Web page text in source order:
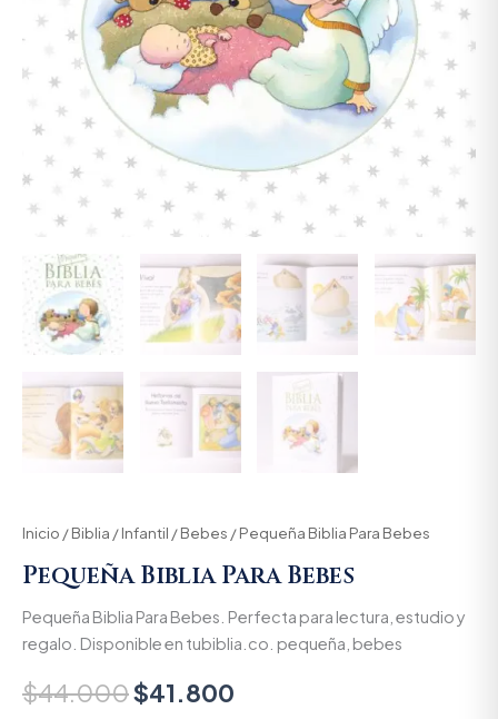
Inicio /Biblia /Infantil /Bebes / Pequeña Biblia Para Bebes
Pequeña Biblia Para Bebes
Pequeña Biblia Para Bebes. Perfecta para lectura, estudio y
regalo. Disponible en tubiblia.co. pequeña, bebes
$44.000$41.800